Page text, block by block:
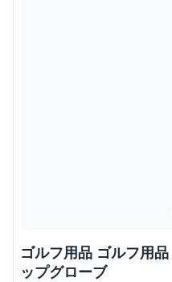
ゴルフ用品 ゴルフ用
ップグローブ